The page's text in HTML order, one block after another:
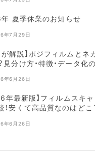
夏季休業のお知らせ
年7月29日
が解説】ポジフィルムと
見分け方・特徴・データ化
年6月26日
年最新版】フィルムスキ
！安くて高品質なのはどこ
年6月26日